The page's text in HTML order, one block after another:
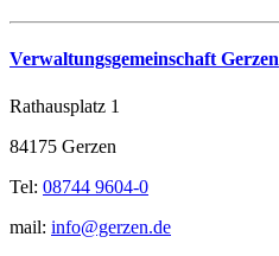
Verwaltungsgemeinschaft Gerzen
Rathausplatz 1
84175 Gerzen
Tel: 08744 9604-0
mail: info@gerzen.de